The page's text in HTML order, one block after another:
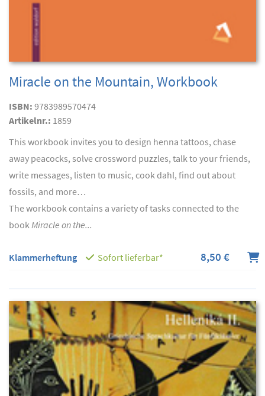
Miracle on the Mountain, Workbook
ISBN: 9783989570474
Artikelnr.: 1859
This workbook invites you to design henna tattoos, chase
away peacocks, solve crossword puzzles, talk to your friends,
write messages, listen to music, cook dahl, find out about
fossils, and more…
The workbook contains a variety of tasks connected to the
bookMiracle on the...
Klammerheftung Sofort lieferbar* 8,50 €